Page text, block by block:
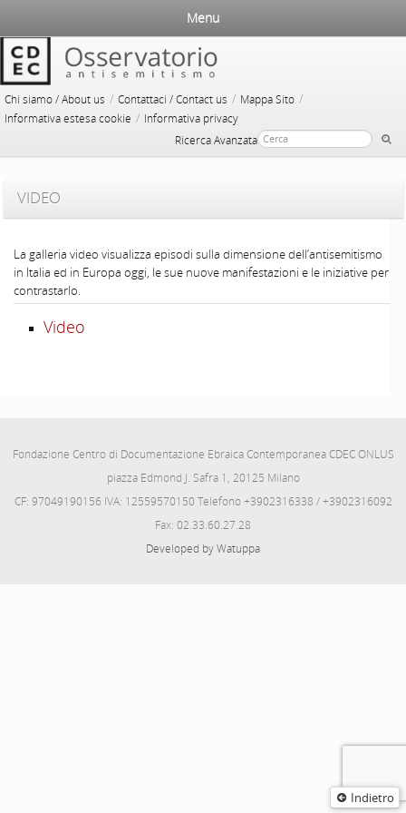
Chi siamo / About us / Contattaci / Contact us / Mappa Sito /
Informativa estesa cookie / Informativa privacy
Ricerca Avanzata
Menu
Indietro
VIDEO
La galleria video visualizza episodi sulla dimensione dell’antisemitismo
in Italia ed in Europa oggi, le sue nuove manifestazioni e le iniziative per
contrastarlo.
Video
Fondazione Centro di Documentazione Ebraica Contemporanea CDEC ONLUS
piazza Edmond J. Safra 1, 20125 Milano
CF: 97049190156 IVA: 12559570150 Telefono +3902316338 / +3902316092
Fax: 02.33.60.27.28
Developed by Watuppa